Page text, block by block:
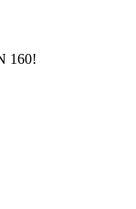
160!